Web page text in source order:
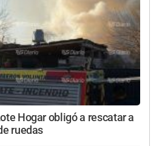
Hogar obligó a rescatar a
ruedas